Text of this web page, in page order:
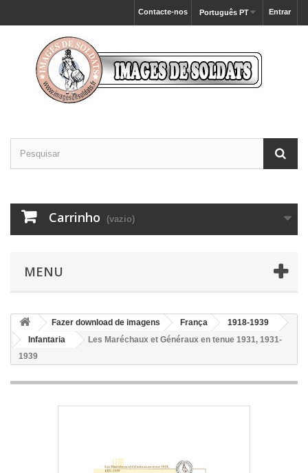
Entrar
Português PT
Contacte-nos
Carrinho (vazio)
MENU
Fazer download de imagens França
1918-1939
Infantaria
Les Maréchaux et Généraux en tenue 1931, 1931-
1939